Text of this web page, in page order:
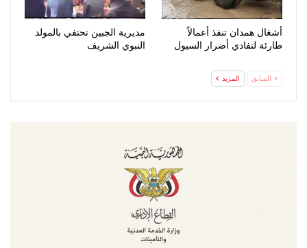
أشغال همدان تنفذ أعمالاً
طارئة لتفادي أضرار السيول
مديرية الجبين تحتفي بالمولد
النبوي الشريف
السابق المزيد